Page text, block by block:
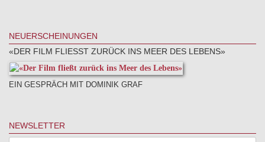
NEUERSCHEINUNGEN
«DER FILM FLIESST ZURÜCK INS MEER DES LEBENS»
EIN GESPRÄCH MIT DOMINIK GRAF
NEWSLETTER